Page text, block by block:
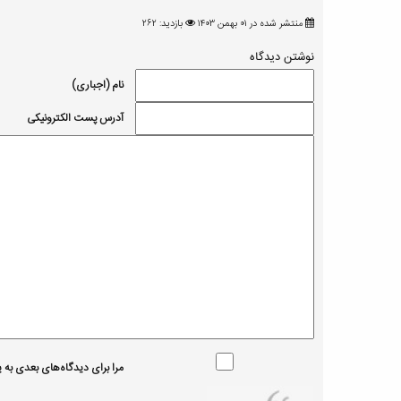
منتشر شده در ۰۱ بهمن ۱۴۰۳ بازدید: ۲۶۲
نوشتن دیدگاه
نام (اجباری)
آدرس پست الکترونیکی
مرا برای دیدگاه‌های بعدی به